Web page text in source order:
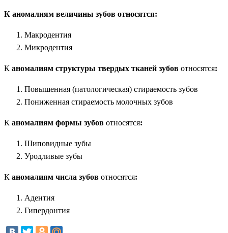
К аномалиям величины зубов относятся:
Макродентия
Микродентия
К аномалиям структуры твердых тканей зубов относятся:
Повышенная (патологическая) стираемость зубов
Пониженная стираемость молочных зубов
К аномалиям формы зубов относятся:
Шиповидные зубы
Уродливые зубы
К аномалиям числа зубов относятся:
Адентия
Гипердонтия